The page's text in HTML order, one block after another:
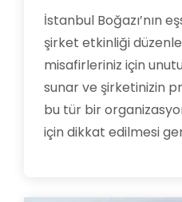
İstanbul Boğazı’nın
şirket etkinliği
misafirleriniz için
sunar ve şirketinizin
bu tür bir
için dikkat edilmesi